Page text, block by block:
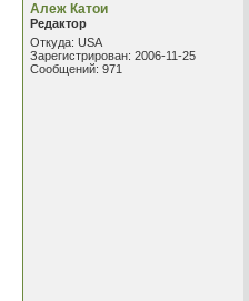
Алеж Катои
Редактор
Откуда: USA
Зарегистрирован: 2006-11-25
Сообщений: 971